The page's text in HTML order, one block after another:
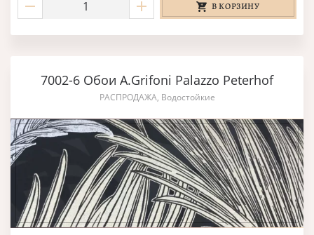
В КОРЗИНУ
7002-6 Обои A.Grifoni Palazzo Peterhof
РАСПРОДАЖА, Водостойкие